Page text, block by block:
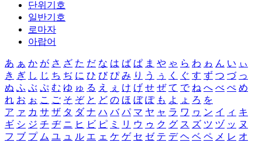
단위기호
일반기호
로마자
아랍어
あ ぁ か が さ ざ た だ な は ば ぱ ま や ゃ ら わ ゎ ん い ぃ
き ぎ し じ ち ぢ に ひ び ぴ み り う ぅ く ぐ す ず つ づ っ
ぬ ふ ぶ ぷ む ゆ ゅ る え ぇ け げ せ ぜ て で ね へ べ ぺ め
れ お ぉ こ ご そ ぞ と ど の ほ ぼ ぽ も よ ょ ろ を
ア ァ カ サ ザ タ ダ ナ ハ バ パ マ ヤ ャ ラ ワ ヮ ン イ ィ キ
ギ シ ジ チ ヂ ニ ヒ ビ ピ ミ リ ウ ゥ ク グ ス ズ ツ ヅ ッ ヌ
フ ブ プ ム ユ ュ ル エ ェ ケ ゲ セ ゼ テ デ ヘ ベ ペ メ レ オ